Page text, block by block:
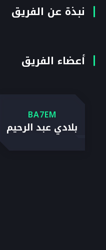
نبذة عن الفريق
أعضاء الفريق
BA7EM
بلادي عبد الرحيم